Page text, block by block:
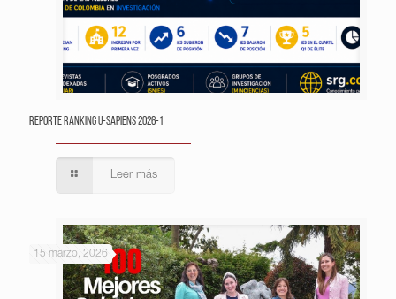
Reporte Ranking U-Sapiens 2026-1
Leer más
15 marzo, 2026